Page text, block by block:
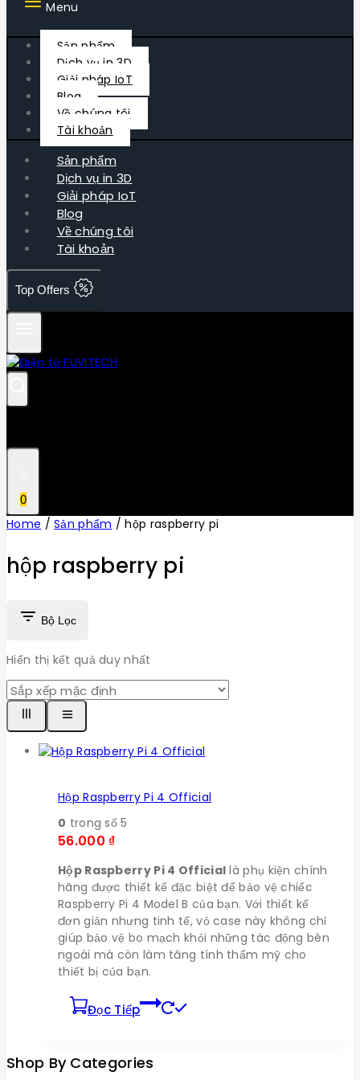
Menu
Sản phẩm
Dịch vụ in 3D
Giải pháp IoT
Blog
Về chúng tôi
Tài khoản
Sản phẩm
Dịch vụ in 3D
Giải pháp IoT
Blog
Về chúng tôi
Tài khoản
Top Offers
0
Home / Sản phẩm / hộp raspberry pi
hộp raspberry pi
Bộ Lọc
Hiển thị kết quả duy nhất
Hộp Raspberry Pi 4 Official
0 trong số 5
56.000 ₫
Hộp Raspberry Pi 4 Official là phụ kiện chính
hãng được thiết kế đặc biệt để bảo vệ chiếc
Raspberry Pi 4 Model B của bạn. Với thiết kế
đơn giản nhưng tinh tế, vỏ case này không chỉ
giúp bảo vệ bo mạch khỏi những tác động bên
ngoài mà còn làm tăng tính thẩm mỹ cho
thiết bị của bạn.
Đọc Tiếp
Shop By Categories